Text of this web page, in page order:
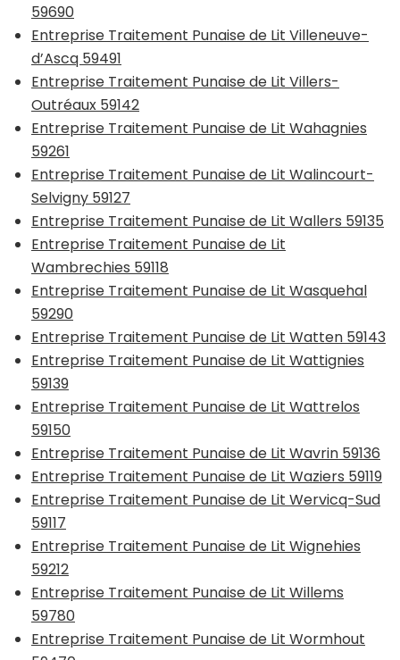
59690
Entreprise Traitement Punaise de Lit Villeneuve-
d’Ascq 59491
Entreprise Traitement Punaise de Lit Villers-
Outréaux 59142
Entreprise Traitement Punaise de Lit Wahagnies
59261
Entreprise Traitement Punaise de Lit Walincourt-
Selvigny 59127
Entreprise Traitement Punaise de Lit Wallers 59135
Entreprise Traitement Punaise de Lit
Wambrechies 59118
Entreprise Traitement Punaise de Lit Wasquehal
59290
Entreprise Traitement Punaise de Lit Watten 59143
Entreprise Traitement Punaise de Lit Wattignies
59139
Entreprise Traitement Punaise de Lit Wattrelos
59150
Entreprise Traitement Punaise de Lit Wavrin 59136
Entreprise Traitement Punaise de Lit Waziers 59119
Entreprise Traitement Punaise de Lit Wervicq-Sud
59117
Entreprise Traitement Punaise de Lit Wignehies
59212
Entreprise Traitement Punaise de Lit Willems
59780
Entreprise Traitement Punaise de Lit Wormhout